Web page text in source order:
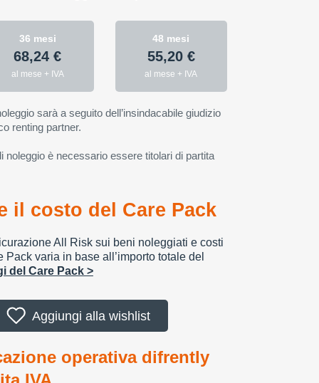
36 mesi
68,24 €
al mese + IVA
48 mesi
55,20 €
al mese + IVA
sarà a seguito dell’insindacabile giudizio
renting partner.
noleggio è necessario essere titolari di partita
il costo del Care Pack
All Risk sui beni noleggiati e costi
varia in base all’importo totale del
del Care Pack >
Aggiungi alla wishlist
operativa difrently